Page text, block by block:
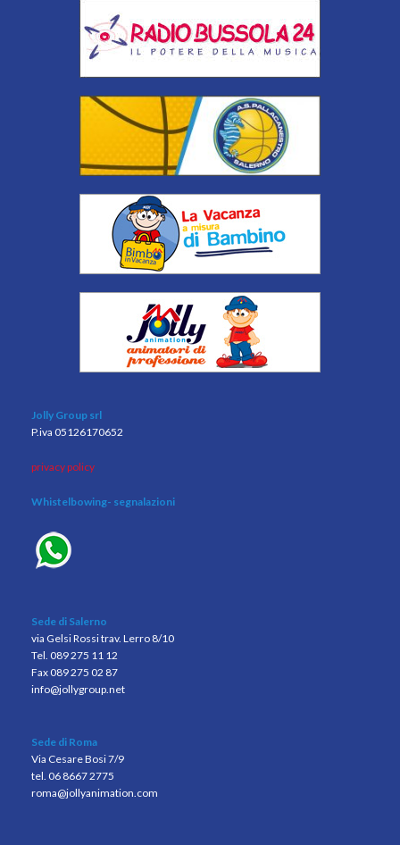
Jolly Group srl
P.iva 05126170652
privacy policy
Whistelbowing- segnalazioni
Sede di Salerno
via Gelsi Rossi trav. Lerro 8/10
Tel. 089 275 11 12
Fax 089 275 02 87
info@jollygroup.net
Sede di Roma
Via Cesare Bosi 7/9
tel. 06 8667 2775
roma@jollyanimation.com